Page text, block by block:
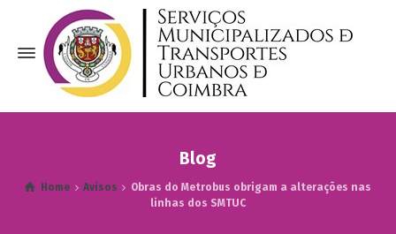
Blog
Home Avisos
Obras do Metrobus obrigam a alterações nas
linhas dos SMTUC